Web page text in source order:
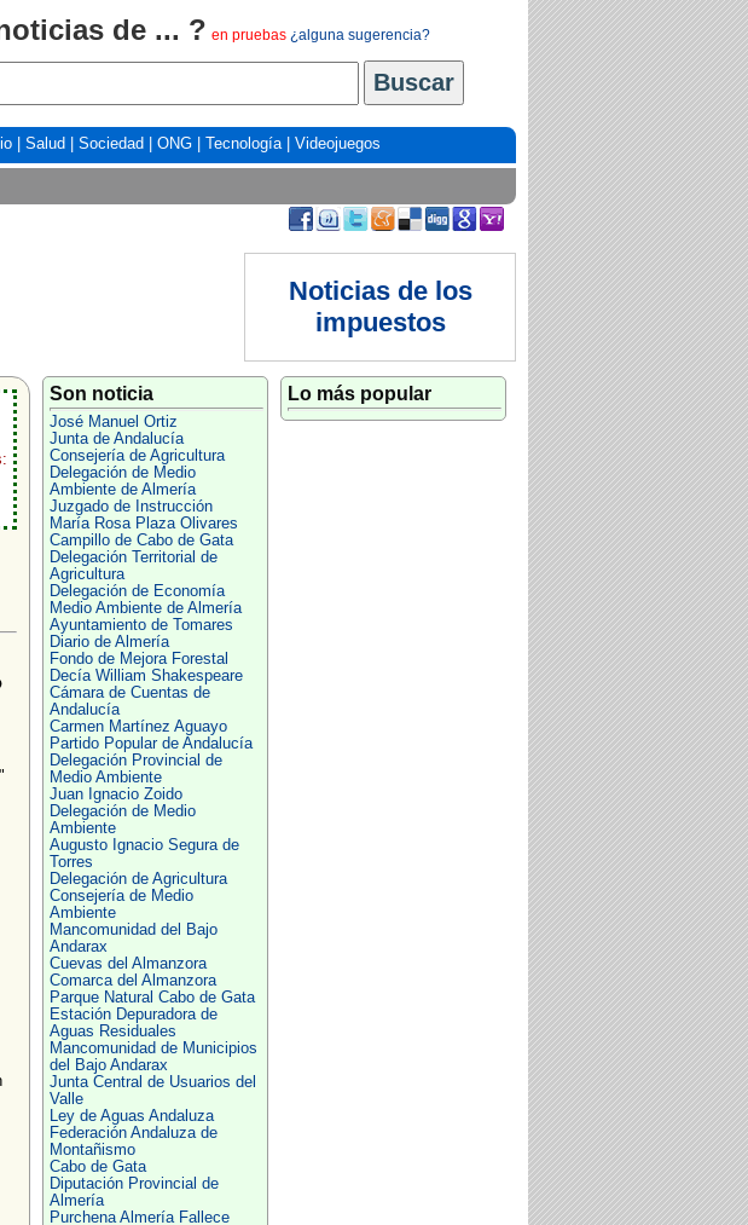
de ... ? en pruebas ¿alguna sugerencia?
Salud Sociedad ONG Tecnología| Videojuegos
Noticias de los
impuestos
Son noticia
José Manuel Ortiz
Junta de Andalucía
Consejería de Agricultura
Delegación de Medio
Ambiente de Almería
Juzgado de Instrucción
María Rosa Plaza Olivares
Campillo de Cabo de Gata
Delegación Territorial de
Agricultura
Delegación de Economía
Medio Ambiente de Almería
Ayuntamiento de Tomares
Diario de Almería
Fondo de Mejora Forestal
Decía William Shakespeare
Cámara de Cuentas de
Andalucía
Carmen Martínez Aguayo
Partido Popular de Andalucía
Delegación Provincial de
Medio Ambiente
Juan Ignacio Zoido
Delegación de Medio
Ambiente
Augusto Ignacio Segura de
Torres
Delegación de Agricultura
Consejería de Medio
Ambiente
Mancomunidad del Bajo
Andarax
Cuevas del Almanzora
Comarca del Almanzora
Parque Natural Cabo de Gata
Estación Depuradora de
Aguas Residuales
Mancomunidad de Municipios
del Bajo Andarax
Junta Central de Usuarios del
Valle
Ley de Aguas Andaluza
Federación Andaluza de
Montañismo
Cabo de Gata
Diputación Provincial de
Almería
Purchena Almería Fallece
Lo más popular